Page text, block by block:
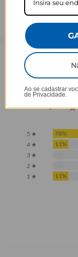
4,4
5 ★ 78%
4 ★
11%
3 ★
2 ★
1 ★
11%
Ao se cadastrar
de Privacidade.